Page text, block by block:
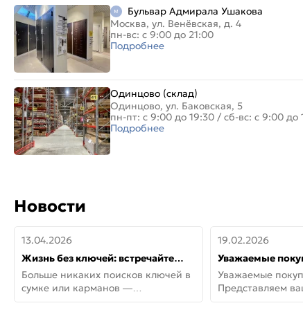
Бульвар Адмирала Ушакова
Москва, ул. Венёвская, д. 4
пн-вс: с 9:00 до 21:00
Подробнее
Одинцово (склад)
Одинцово, ул. Баковская, 5
пн-пт: с 9:00 до 19:30 / сб-вс: с 9:00 до
Подробнее
Новости
13.04.2026
Жизнь без ключей: встречайте
новую дверь СИТИ ИНТЕГРА
АйКью!
Больше никаких поисков ключей в
сумке или карманов —
представляем СИТИ ИНТЕГРА
19.02.2026
Уважаемые
Представляем
новинки от
Уважаемые
Представляем
новинки от